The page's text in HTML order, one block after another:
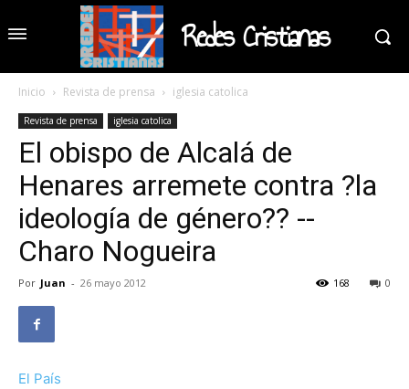
Redes Cristianas
Inicio Revista de prensa iglesia catolica
Revista de prensa iglesia catolica
El obispo de Alcalá de
Henares arremete contra ?la
ideología de género?? --
Charo Nogueira
Por Juan - 26 mayo 2012 0
168
El País